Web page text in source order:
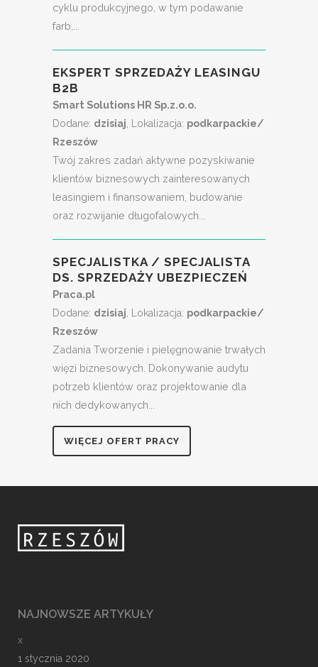
cyklu produkcyjnego, w tym podawanie
farb,...
EKSPERT SPRZEDAŻY LEASINGU
B2B
Smart Solutions HR Sp.z.o.o.
Dodane: dzisiaj , Lokalizacja: podkarpackie/
Rzeszów
Twój zakres zadań aktywne pozyskiwanie
klientów biznesowych zainteresowanych
leasingiem i finansowaniem, budowanie
oraz rozwijanie długofalowych...
SPECJALISTKA / SPECJALISTA
DS. SPRZEDAŻY UBEZPIECZEŃ
Praca.pl
Dodane: dzisiaj , Lokalizacja: podkarpackie/
Rzeszów
Zadania Tworzenie i pielęgnowanie trwałych
więzi biznesowych. Dokonywanie audytu
potrzeb klientów oraz projektowanie dla
nich dedykowanych...
WIĘCEJ OFERT PRACY
NAJNOWSZE ARTYKUŁY
x
1 stycznia 2020